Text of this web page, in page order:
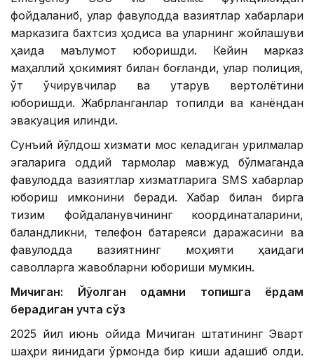
фойдаланиб, улар фавқулодда вазиятлар хабарлари
марказига бахтсиз ҳодиса ва уларнинг жойлашуви
ҳақида маълумот юборишди. Кейин марказ
маҳаллий ҳокимият билан боғланди, улар полиция,
ўт ўчирувчилар ва қутқарув вертолётини
юборишди. Жабрланганлар топилди ва канёндан
эвакуация қилинди.
Сунъий йўлдош хизмати мос келадиган қурилмалар
эгаларига оддий тармоқлар мавжуд бўлмаганда
фавқулодда вазиятлар хизматларига SМS хабарлар
юбориш имконини беради. Хабар билан бирга
тизим фойдаланувчининг координаталарини,
баландликни, телефон батареяси даражасини ва
фавқулодда вазиятнинг моҳияти ҳақидаги
саволларга жавобларни юбориши мумкин.
Мичиган: Йўқолган одамни топишга ёрдам
берадиган учта сўз
2025 йил июнь ойида Мичиган штатининг Эварт
шаҳри яқинидаги ўрмонда бир киши адашиб қолди.